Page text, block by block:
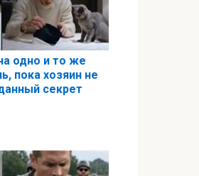
одно и то же
пока хозяин не
секрет